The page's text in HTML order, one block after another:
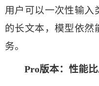
用户可以一次性输入
的长文本，模型依然
务。
Pro版本：性能